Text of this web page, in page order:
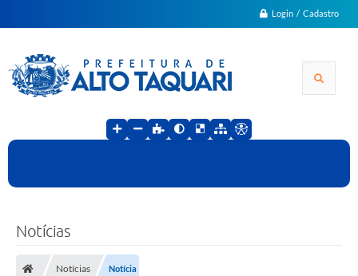
Login / Cadastro
Notícias
Notícias Notícia